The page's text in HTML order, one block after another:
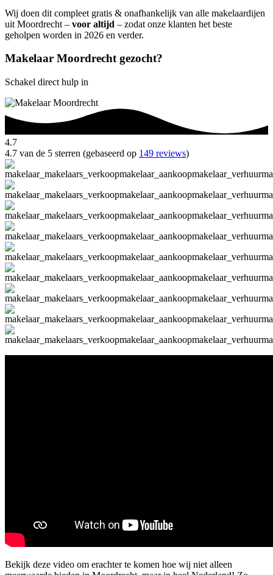
Wij doen dit compleet gratis & onafhankelijk van alle makelaardijen
uit Moordrecht – voor altijd – zodat onze klanten het beste
geholpen worden in 2026 en verder.
Makelaar Moordrecht gezocht?
Schakel direct hulp in
4.7
4.7 van de 5 sterren (gebaseerd op 149 reviews)
Bekijk deze video om erachter te komen hoe wij niet alleen